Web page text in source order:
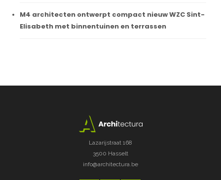
M4 architecten ontwerpt compact nieuw WZC Sint-
Elisabeth met binnentuinen en terrassen
Lazarijstraat 168
3500 Hasselt
info@architectura.be